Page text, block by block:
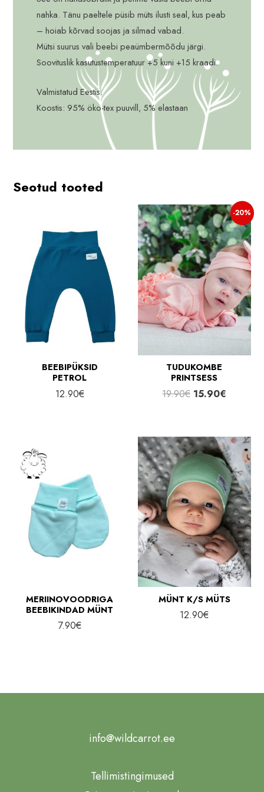
nahka. Tänu paeltele püsib müts ilusti seal, kus peab
– hoiab kõrvad soojas ja silmad vabad.
Mütsi suurus vali beebi peaümbermõõdu järgi.
Soovituslik kasutustemperatuur +5 kuni +15 kraadi.
Valmistatud Eestis.
Koostis: 95% öko-tex puuvill, 5% elastaan
Seotud tooted
BEEBIPÜKSID
PETROL
12.90€
-20%
TUDUKOMBE
PRINTSESS
19.90€ Algne
15.90€
MERIINOVOODRIGA
BEEBIKINDAD MÜNT
7.90€
MÜNT K/S MÜTS
12.90€
info@wildcarrot.ee
Tellimistingimused